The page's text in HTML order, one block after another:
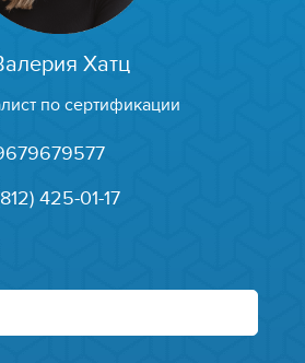
Хатц
по сертификации
425-01-17